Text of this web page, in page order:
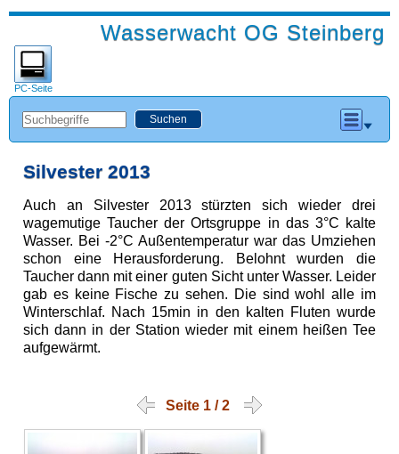
Wasserwacht OG Steinberg
PC-Seite
Silvester 2013
Auch an Silvester 2013 stürzten sich wieder drei
wagemutige Taucher der Ortsgruppe in das 3°C kalte
Wasser. Bei -2°C Außentemperatur war das Umziehen
schon eine Herausforderung. Belohnt wurden die
Taucher dann mit einer guten Sicht unter Wasser. Leider
gab es keine Fische zu sehen. Die sind wohl alle im
Winterschlaf. Nach 15min in den kalten Fluten wurde
sich dann in der Station wieder mit einem heißen Tee
aufgewärmt.
Seite 1 / 2